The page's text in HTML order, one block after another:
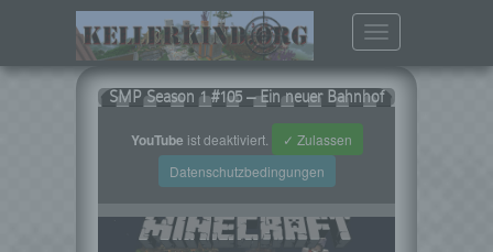
Toggle
navigation
SMP Season 1 #105 – Ein neuer Bahnhof
YouTube ist deaktiviert.
✓ Zulassen
Datenschutzbedingungen